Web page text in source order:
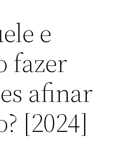
e
fazer
afinar
[2024]